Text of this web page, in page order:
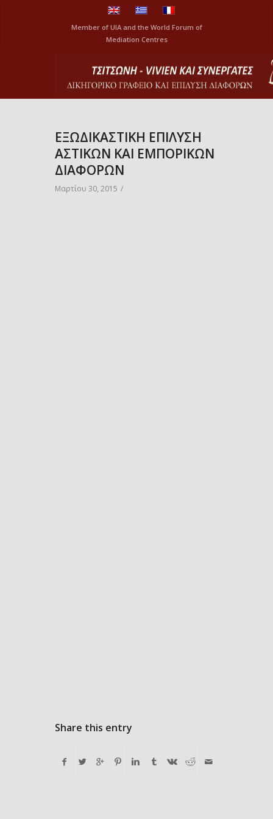
Member of UIAand the World Forum of
Mediation Centres
ΕΞΩΔΙΚΑΣΤΙΚΗ ΕΠΙΛΥΣΗ
ΑΣΤΙΚΩΝ ΚΑΙ ΕΜΠΟΡΙΚΩΝ
ΔΙΑΦΟΡΩΝ
Μαρτίου 30, 2015 /
Share this entry